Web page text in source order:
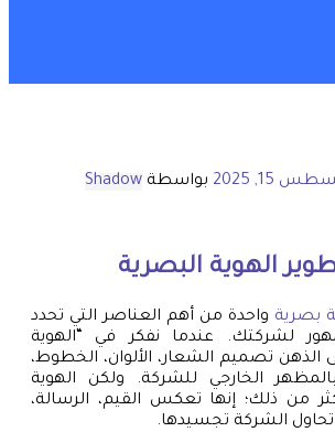
15, 2025 بواسطة Shadow
الهوية البصرية
بصرية واحدة من أهم العناصر التي تحدد
لشركتك. عندما نفكر في “الهوية
الذهن تصميم الشعار، الألوان، الخطوط،
الخارجي للشركة. ولكن الهوية
من ذلك؛ إنها تعكس القيم، الرسالة،
تحاول الشركة تجسيدها.